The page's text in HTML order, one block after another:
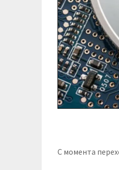
С момента